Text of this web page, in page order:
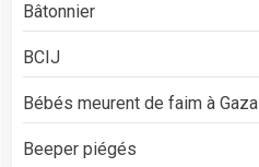
Bâtonnier
BCIJ
Bébés meurent de faim à Gaza
Beeper piégés